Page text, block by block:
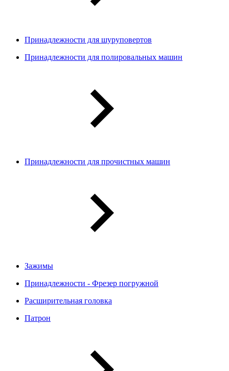
Принадлежности для шуруповертов
Принадлежности для полировальных машин
Принадлежности для прочистных машин
Зажимы
Принадлежности - Фрезер погружной
Расширительная головка
Патрон